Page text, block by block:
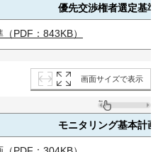
優先交渉権者選定基準
PDF：843KB）
画面サイズで表示
モニタリング基本計画